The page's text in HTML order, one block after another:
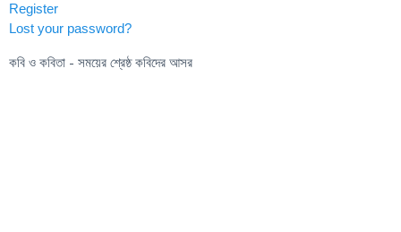
Register
Lost your password?
কবি ও কবিতা - সময়ের শ্রেষ্ঠ কবিদের আসর